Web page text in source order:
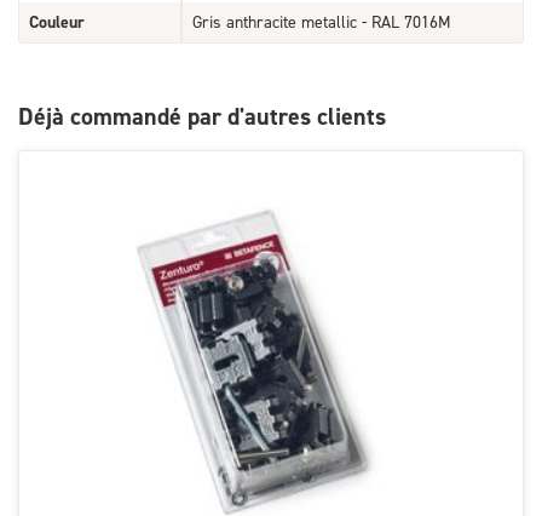
Couleur
Gris anthracite metallic - RAL 7016M
Déjà commandé par d'autres clients